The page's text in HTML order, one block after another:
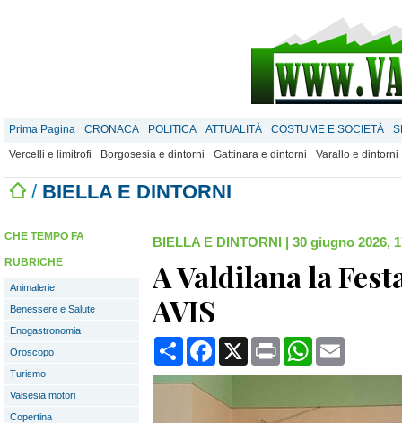
Prima Pagina CRONACA POLITICA ATTUALITÀ COSTUME E SOCIETÀ
Vercelli e limitrofi
Borgosesia e dintorni Gattinara e dintorni Varallo e dintorni
/ BIELLA E DINTORNI
CHE TEMPO FA
RUBRICHE
Animalerie
Benessere e Salute
Enogastronomia
Oroscopo
Turismo
Valsesia motori
Copertina
BIELLA E DINTORNI | 30 giugno 2026,
A Valdilana la
AVIS
CondividiFacebook
X Print WhatsApp